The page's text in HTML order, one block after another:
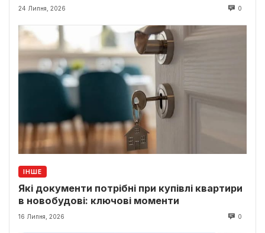
24 Липня, 2026 0
ІНШЕ
Які документи потрібні при купівлі квартири
в новобудові: ключові моменти
16 Липня, 2026 0